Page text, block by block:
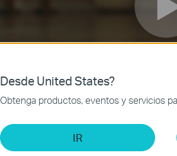
Desde United States?
Obtenga productos, eventos y servicios
IR